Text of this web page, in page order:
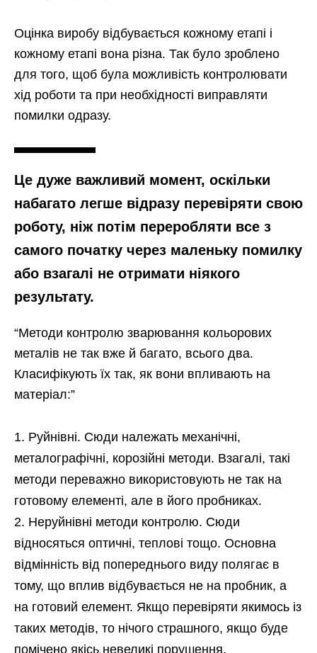
Оцінка виробу відбувається кожному етапі і
кожному етапі вона різна. Так було зроблено
для того, щоб була можливість контролювати
хід роботи та при необхідності виправляти
помилки одразу.
Це дуже важливий момент, оскільки
набагато легше відразу перевіряти свою
роботу, ніж потім переробляти все з
самого початку через маленьку помилку
або взагалі не отримати ніякого
результату.
“Методи контролю зварювання кольорових
металів не так вже й багато, всього два.
Класифікують їх так, як вони впливають на
матеріал:”
Руйнівні. Сюди належать механічні,
металографічні, корозійні методи. Взагалі, такі
методи переважно використовують не так на
готовому елементі, але в його пробниках.
Неруйнівні методи контролю. Сюди
відносяться оптичні, теплові тощо. Основна
відмінність від попереднього виду полягає в
тому, що вплив відбувається не на пробник, а
на готовий елемент. Якщо перевіряти якимось із
таких методів, то нічого страшного, якщо буде
помічено якісь невеликі порушення.